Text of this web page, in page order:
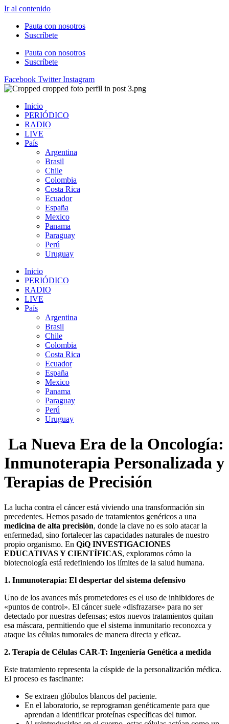
Ir al contenido
Pauta con nosotros
Suscríbete
Pauta con nosotros
Suscríbete
Facebook Twitter Instagram
Inicio
PERIÓDICO
RADIO
LIVE
País
Argentina
Brasil
Chile
Colombia
Costa Rica
Ecuador
España
Mexico
Panama
Paraguay
Perú
Uruguay
Inicio
PERIÓDICO
RADIO
LIVE
País
Argentina
Brasil
Chile
Colombia
Costa Rica
Ecuador
España
Mexico
Panama
Paraguay
Perú
Uruguay
La Nueva Era de la Oncología:
Inmunoterapia Personalizada y
Terapias de Precisión
La lucha contra el cáncer está viviendo una transformación sin
precedentes. Hemos pasado de tratamientos genéricos a una
medicina de alta precisión, donde la clave no es solo atacar la
enfermedad, sino fortalecer las capacidades naturales de nuestro
propio organismo. En QiQ INVESTIGACIONES
EDUCATIVAS Y CIENTÍFICAS, exploramos cómo la
biotecnología está redefiniendo los límites de la salud humana.
1. Inmunoterapia: El despertar del sistema defensivo
Uno de los avances más prometedores es el uso de inhibidores de
«puntos de control». El cáncer suele «disfrazarse» para no ser
detectado por nuestras defensas; estos nuevos tratamientos quitan
esa máscara, permitiendo que el sistema inmunitario reconozca y
ataque las células tumorales de manera directa y eficaz.
2. Terapia de Células CAR-T: Ingeniería Genética a medida
Este tratamiento representa la cúspide de la personalización médica.
El proceso es fascinante:
Se extraen glóbulos blancos del paciente.
En el laboratorio, se reprograman genéticamente para que
aprendan a identificar proteínas específicas del tumor.